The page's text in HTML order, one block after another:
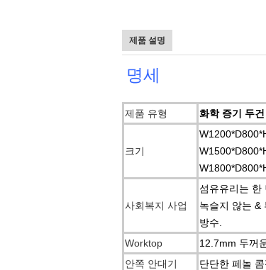
제품 설명
명세
제품 유형 화학 증기 두건
크기
사회복지 사업
섬유유리는 한
녹슬지 않는 &
방수.
Worktop
12.7mm 두꺼
안쪽 안대기
단단한 페놀